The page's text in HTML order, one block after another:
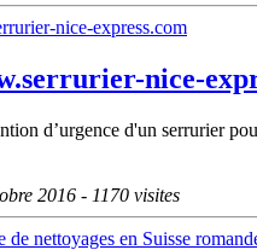
nice-
d’urgence d'un serrurier
2016 - 1170 visites